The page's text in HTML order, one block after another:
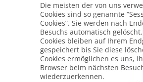
Die meisten der von uns
Cookies sind so genannte
Cookies”. Sie werden nach
Besuchs automatisch
Cookies bleiben auf Ihrem
gespeichert bis Sie diese
Cookies ermöglichen es uns,
Browser beim nächsten
wiederzuerkennen.